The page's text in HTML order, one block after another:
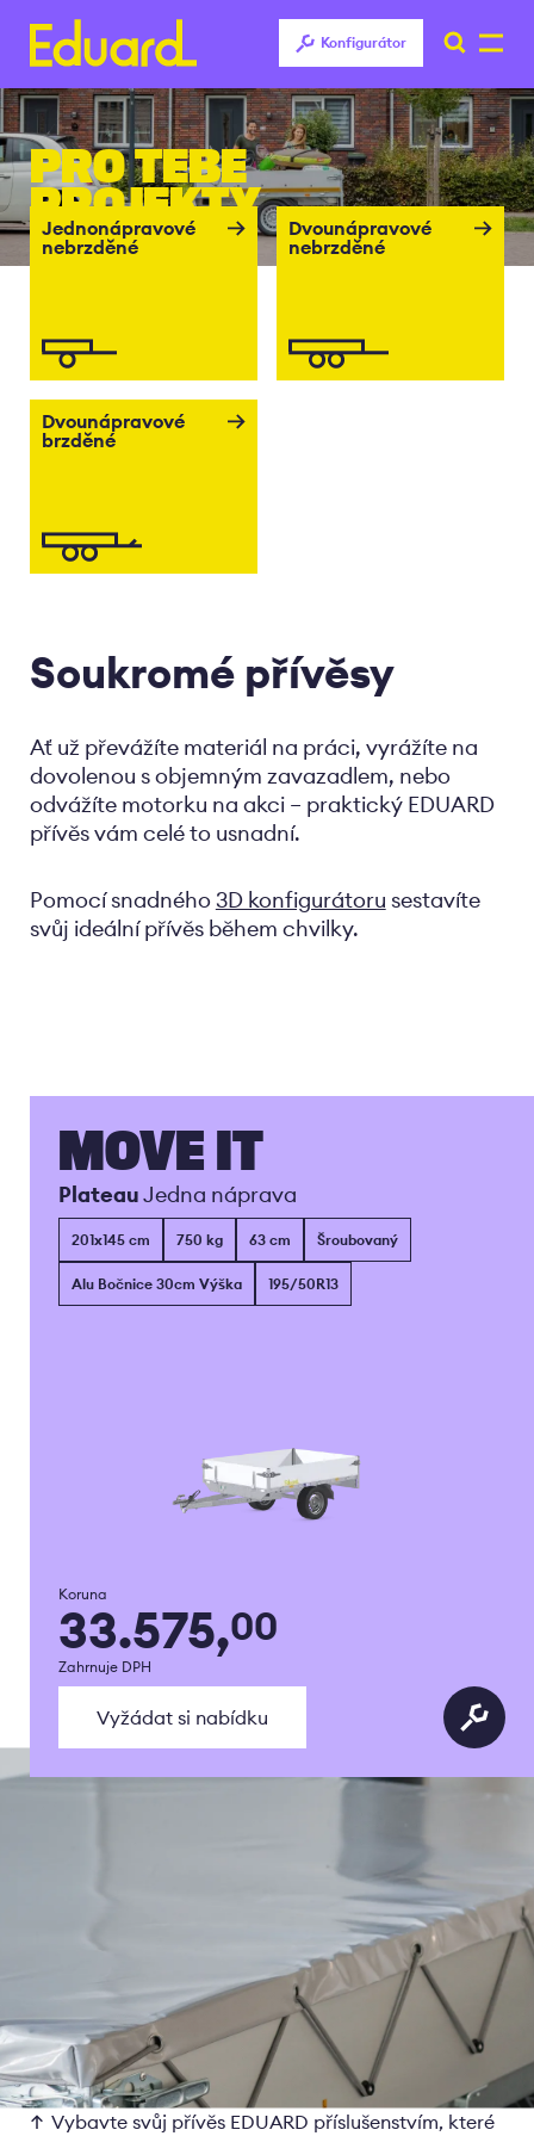
Přejít
k
hlavnímu
obsahu
PRO TEBE
PROJEKTY
Konfigurátor
Jednonápravové
nebrzděné
Dvounápravové
nebrzděné
Dvounápravové
brzděné
Soukromé přívěsy
Ať už převážíte materiál na práci, vyrážíte na
dovolenou s objemným zavazadlem, nebo
odvážíte motorku na akci – praktický EDUARD
přívěs vám celé to usnadní.
Pomocí snadného 3D konfigurátoru sestavíte
svůj ideální přívěs během chvilky.
Vybavte svůj přívěs EDUARD příslušenstvím, které
MOVE IT
PlateauJedna náprava
201x145 cm 750 kg 63 cm Šroubovaný
Alu Bočnice 30cm Výška 195/50R13
Koruna
33.575,00
Zahrnuje DPH
Vyžádat si nabídku